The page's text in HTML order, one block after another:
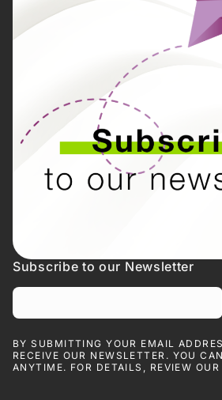
Subscribe to our Newsletter
BY SUBMITTING YOUR EMAIL
RECEIVE OUR NEWSLETTER. YOU
ANYTIME. FOR DETAILS, REVIEW OUR